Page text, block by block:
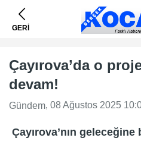
GERİ
Çayırova’da o
devam!
Gündem, 08 Ağustos 2025
Çayırova’nın